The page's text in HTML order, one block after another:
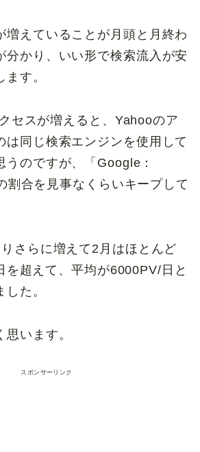
増えていることが月頭と月終わ
分かり、いい形で検索流入が安
す。
セスが増えると、Yahooのア
は同じ検索エンジンを使用して
うのですが、「Google：
割合を見事なくらいキープして
さらに増えて2月はほとんど
を超えて、平均が6000PV/日と
た。
います。
スポンサーリンク